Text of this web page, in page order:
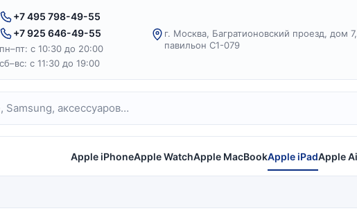
+7 495 798-49-55
+7 925 646-49-55
пн–пт: с 10:30 до 20:00
сб–вс: с 11:30 до 19:00
г. Москва, Багратионовский проезд, дом
павильон С1-079
Apple iPhoneApple WatchApple MacBookApple iPadApple